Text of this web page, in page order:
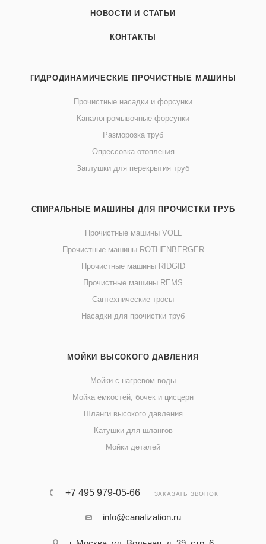
НОВОСТИ И СТАТЬИ
КОНТАКТЫ
ГИДРОДИНАМИЧЕСКИЕ ПРОЧИСТНЫЕ МАШИНЫ
Прочистные насадки и форсунки
Каналопромывочные форсунки
Разморозка труб
Опрессовка отопления
Заглушки для перекрытия труб
СПИРАЛЬНЫЕ МАШИНЫ ДЛЯ ПРОЧИСТКИ ТРУБ
Прочистные машины VOLL
Прочистные машины ROTHENBERGER
Прочистные машины RIDGID
Прочистные машины REMS
Сантехнические тросы
Насадки для прочистки труб
МОЙКИ ВЫСОКОГО ДАВЛЕНИЯ
Мойки с нагревом воды
Мойка ёмкостей, бочек и цисцерн
Шланги высокого давления
Катушки для шлангов
Мойки деталей
+7 495 979-05-66 ЗАКАЗАТЬ ЗВОНОК
info@canalization.ru